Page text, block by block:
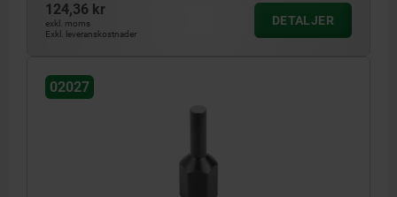
124,36 kr
exkl. moms
Exkl. leveranskostnader
DETALJER
02027